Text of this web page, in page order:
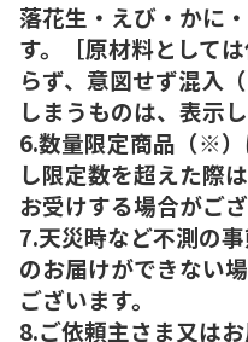
落花生・えび・かに
す。［原材料として
らず、意図せず混入
しまうものは、表示
6.数量限定商品（※
し限定数を超えた際
お受けする場合がござ
7.天災時など不測の
のお届けができない
ございます。
8.ご依頼主さま又は